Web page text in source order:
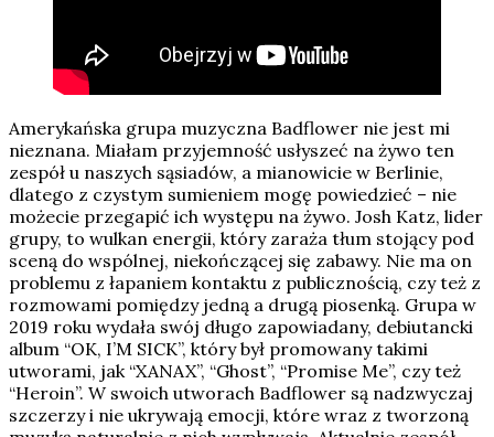
Amerykańska grupa muzyczna Badflower nie jest mi
nieznana. Miałam przyjemność usłyszeć na żywo ten
zespół u naszych sąsiadów, a mianowicie w Berlinie,
dlatego z czystym sumieniem mogę powiedzieć – nie
możecie przegapić ich występu na żywo. Josh Katz, lider
grupy, to wulkan energii, który zaraża tłum stojący pod
sceną do wspólnej, niekończącej się zabawy. Nie ma on
problemu z łapaniem kontaktu z publicznością, czy też z
rozmowami pomiędzy jedną a drugą piosenką. Grupa w
2019 roku wydała swój długo zapowiadany, debiutancki
album “OK, I’M SICK”, który był promowany takimi
utworami, jak “XANAX”, “Ghost”, “Promise Me”, czy też
“Heroin”. W swoich utworach Badflower są nadzwyczaj
szczerzy i nie ukrywają emocji, które wraz z tworzoną